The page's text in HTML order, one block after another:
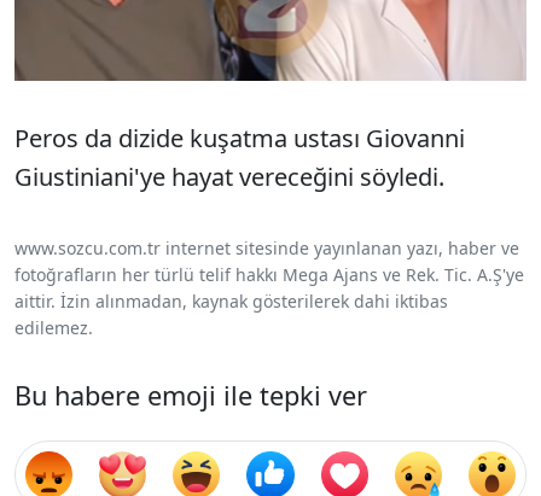
Peros da dizide kuşatma ustası Giovanni
Giustiniani'ye hayat vereceğini söyledi.
www.sozcu.com.tr internet sitesinde yayınlanan yazı, haber ve
fotoğrafların her türlü telif hakkı Mega Ajans ve Rek. Tic. A.Ş'ye
aittir. İzin alınmadan, kaynak gösterilerek dahi iktibas
edilemez.
Bu habere emoji ile tepki ver